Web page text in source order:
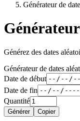
Générateur de
Générez des dates
Générateur de dates
Date de début
Date de fin
Quantité
Générer Copier